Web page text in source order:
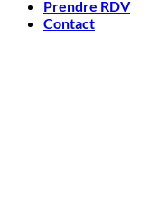
Prendre RDV
Contact